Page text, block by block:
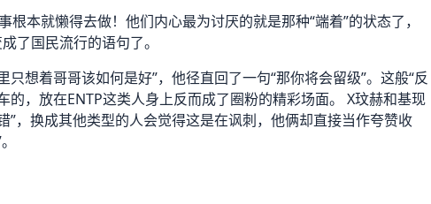
本就懒得去做！他们内心最为讨厌的就是那种“端着”的状态了，
了国民流行的语句了。
想着哥哥该如何是好”，他径直回了一句“那你将会留级”。这般“反
的，放在ENTP这类人身上反而成了圈粉的精彩场面。 X玟赫和基现
”，换成其他类型的人会觉得这是在讽刺，他俩却直接当作夸赞收